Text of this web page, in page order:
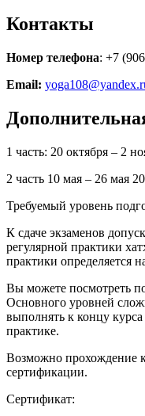
Контакты
Номер телефона: +7
Email:
1 часть: 20 октября – 2
2 часть 10 мая – 26 мая
Требуемый уровень
К сдаче экзаменов
регулярной практики
практики определяется
Вы можете посмотреть
Основного уровней
выполнять к концу
практике.
Возможно прохождение
сертификации.
Сертификат: